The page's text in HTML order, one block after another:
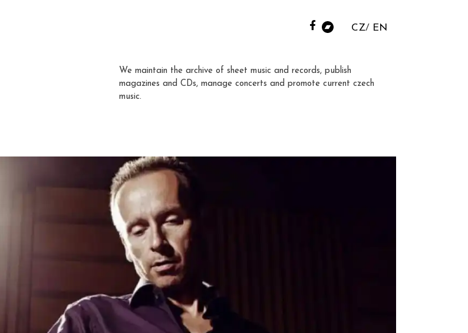
CZ EN
We maintain the archive of sheet music and records, publish
magazines and CDs, manage concerts and promote current czech
music.